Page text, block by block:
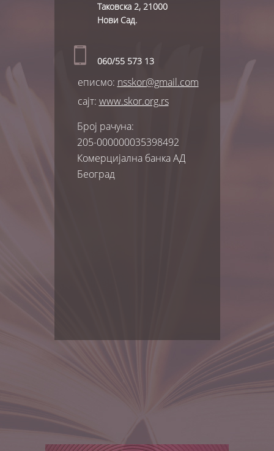
Таковска 2, 21000
Нови Сад.
060/55 573 13
еписмо: nsskor@gmail.com
сајт: www.skor.org.rs
Број рачуна:
205-000000035398492
Комерцијална банка АД
Београд